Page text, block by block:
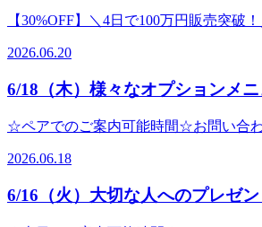
123-0843東京都足立区西新井栄町1-
パサージオ西新井店&lt;住所&gt;西新井
2F&lt;営業時間&gt;10:00～21:00
ことで、血管が拡張します。よって血
が涼しくスッキリしますよ♪ ソフトラ
ちらも心休まる香りです♪香りの分子を
の分泌、免疫機能などのバランスを整
やハンドケアに追加するのもオススメ
快ヘッドスパ＋ボディケア として組
トコースをご用意しています。メイン
することもできますよ☆ 予約時にメニ
チャージで 最大42％増額となります！
円以上 ： 42％増額● 37,000円以上 ：
70,000円チャージで、100,000円分に！
50,000円分に24,000円チャージで、
ージで、 10,000円分に※期間中お一人
ードの入力が必要ですのでお忘れなく
がチャンスです♪【リラクペイカードっ
【30%OFF】＼4日で100万円販売突破
う」を。離れていても、感謝の気持ち
んか？ ただいま開催中の期間限定キャ
かげさまで販売開始からわずか4日間で
達し次第、期間内であっても予告なく
させていただく可能性がございます。
い！ ───────────────────︎期間限
ペーン！───────────────────6
2026.06.20
6/18（木）様々なオプションメ
☆ペアでのご案内可能時間☆お問い合
にちは!Re.Ra.Kuパサージオ西新井店で
ている本日です。しばらく梅雨らしい
2026.06.18
6/16（火）大切な人へのプレゼ